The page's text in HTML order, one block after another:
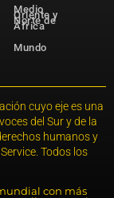
Medio
Oriente y
Norte de
África
Mundo
cuyo eje es una
del Sur y de la
humanos y
Todos los
con más